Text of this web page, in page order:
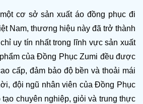
cơ sở sản xuất áo đồng phục đi
Nam, thương hiệu này đã trở thành
uy tín nhất trong lĩnh vực sản xuất
của Đồng Phục Zumi đều được
cấp, đảm bảo độ bền và thoải mái
đội ngũ nhân viên của Đồng Phục
chuyên nghiệp, giỏi và trung thực